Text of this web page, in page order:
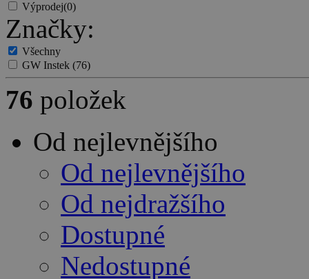
Výprodej(0)
Značky:
Všechny
GW Instek (76)
76 položek
Od nejlevnějšího
Od nejlevnějšího
Od nejdražšího
Dostupné
Nedostupné